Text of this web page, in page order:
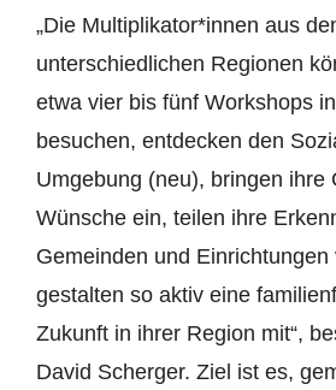
„Die Multiplikator*innen aus
unterschiedlichen Regionen
etwa vier bis fünf Workshops
besuchen, entdecken den
Umgebung (neu), bringen ihre
Wünsche ein, teilen ihre
Gemeinden und Einrichtungen
gestalten so aktiv eine
Zukunft in ihrer Region mit“,
David Scherger. Ziel ist es,